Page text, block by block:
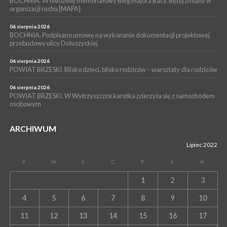
organizacji ruchu [MAPA]
06 sierpnia 2026
BOCHNIA. Podpisano umowę na wykonanie dokumentacji projektowej
przebudowy ulicy Dołuszyckiej
06 sierpnia 2026
POWIAT BRZESKI. Blisko dzieci, blisko rodziców – warsztaty dla rodziców
06 sierpnia 2026
POWIAT BRZESKI. W Wytrzyszczce karetka zderzyła się z samochodem
osobowym
ARCHIWUM
Lipiec 2022
P W Ś C P S N
1 2 3
4 5 6 7 8 9 10
11 12 13 14 15 16 17